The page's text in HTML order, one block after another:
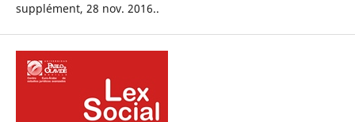
supplément, 28 nov. 2016..